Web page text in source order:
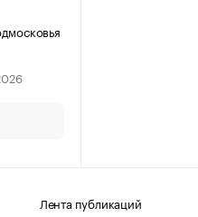
Лента публикаций